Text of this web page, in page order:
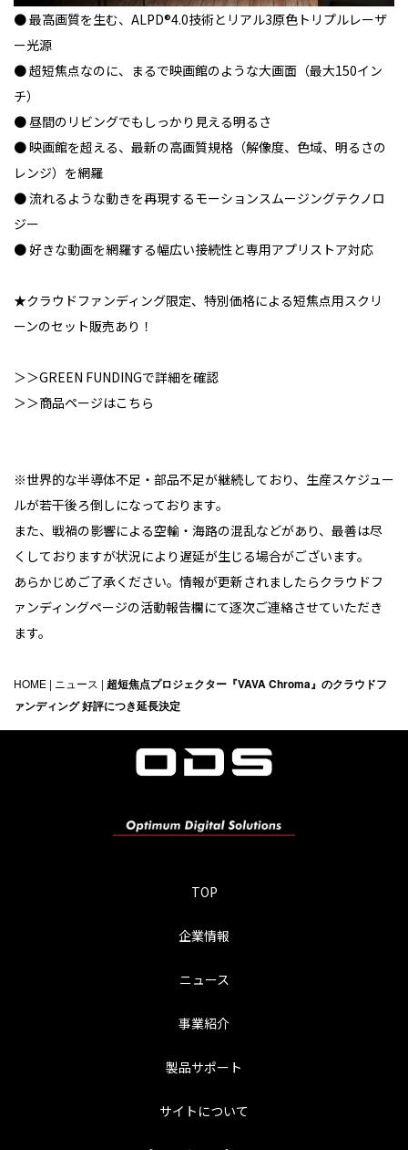
● 最高画質を生む、ALPD®4.0技術とリアル3原色トリプルレーザ
ー光源
● 超短焦点なのに、まるで映画館のような大画面（最大150イン
チ）
● 昼間のリビングでもしっかり見える明るさ
● 映画館を超える、最新の高画質規格（解像度、色域、明るさの
レンジ）を網羅
● 流れるような動きを再現するモーションスムージングテクノロ
ジー
● 好きな動画を網羅する幅広い接続性と専用アプリストア対応
★クラウドファンディング限定、特別価格による短焦点用スクリ
ーンのセット販売あり！
＞＞GREEN FUNDINGで詳細を確認
＞＞商品ページはこちら
※世界的な半導体不足・部品不足が継続しており、生産スケジュー
ルが若干後ろ倒しになっております。
また、戦禍の影響による空輸・海路の混乱などがあり、最善は尽
くしておりますが状況により遅延が生じる場合がございます。
あらかじめご了承ください。情報が更新されましたらクラウドフ
ァンディングページの活動報告欄にて逐次ご連絡させていただき
ます。
HOME | ニュース | 超短焦点プロジェクター『VAVA Chroma』のクラウドフ
ァンディング 好評につき延長決定
TOP
企業情報
ニュース
事業紹介
製品サポート
サイトについて